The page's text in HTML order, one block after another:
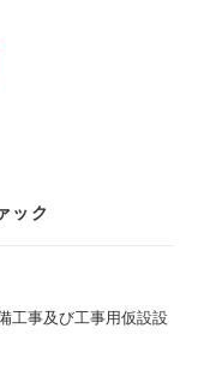
ック
工事及び工事用仮設設